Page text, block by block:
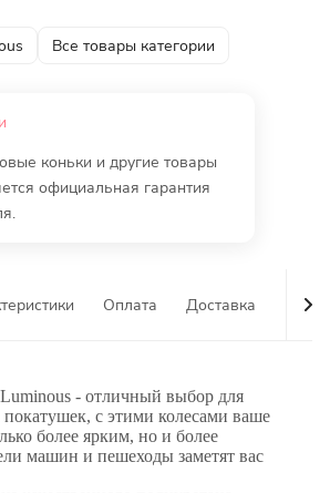
Все товары категории
коньки и другие товары
официальная гарантия
Оплата Доставка
- отличный выбор для
с этими колесами ваше
более ярким, но и более
машин и пешеходы заметят вас